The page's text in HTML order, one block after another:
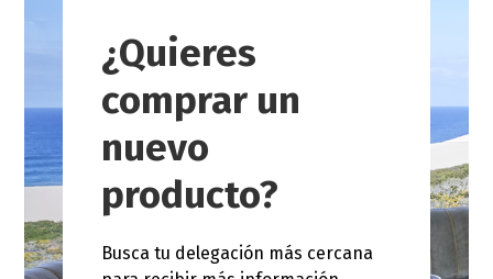
¿Quieres
comprar un
nuevo
producto?
Busca tu delegación más cercana